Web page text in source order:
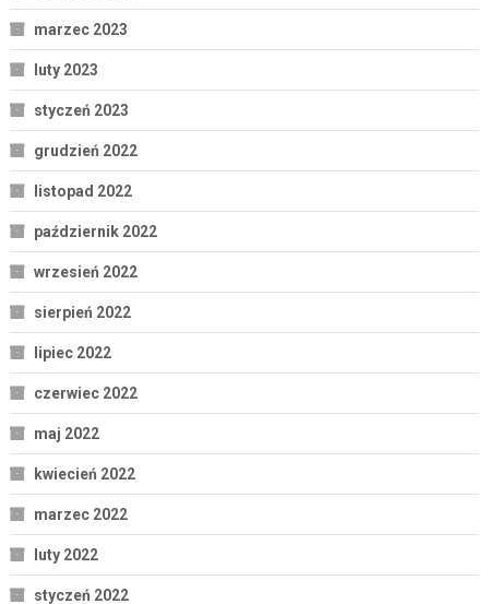
marzec 2023
luty 2023
styczeń 2023
grudzień 2022
listopad 2022
październik 2022
wrzesień 2022
sierpień 2022
lipiec 2022
czerwiec 2022
maj 2022
kwiecień 2022
marzec 2022
luty 2022
styczeń 2022